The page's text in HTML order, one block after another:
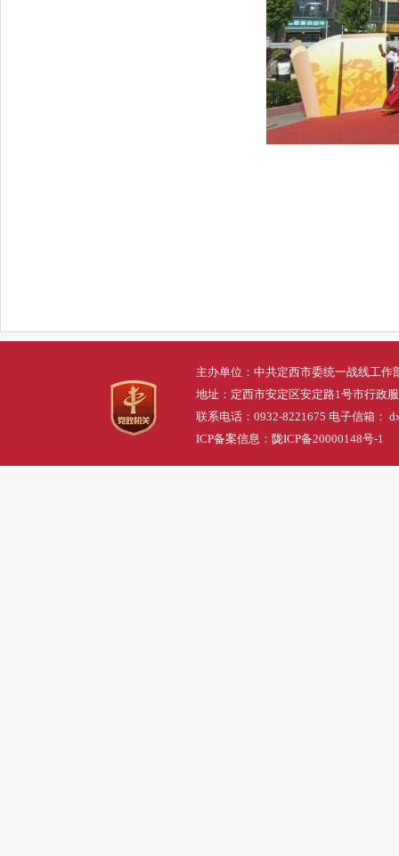
主办单位：中共定西市委统一战线工作
地址：定西市安定区安定路1号市行政
联系电话：0932-8221675 电子信箱：
ICP备案信息： 陇ICP备20000148号-1